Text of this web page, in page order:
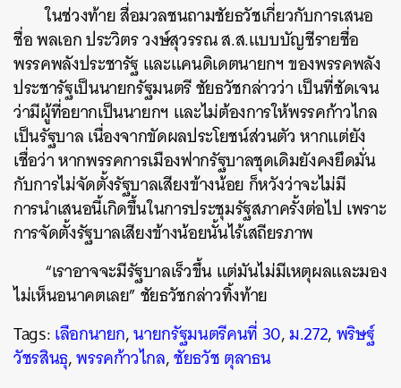
ในช่วงท้าย สื่อมวลชนถามชัยธวัชเกี่ยวกับการเสนอ
ชื่อ พลเอก ประวิตร วงษ์สุวรรณ ส.ส.แบบบัญชีรายชื่อ
พรรคพลังประชารัฐ และแคนดิเดตนายกฯ ของพรรคพลัง
ประชารัฐเป็นนายกรัฐมนตรี ชัยธวัชกล่าวว่า เป็นที่ชัดเจน
ว่ามีผู้ที่อยากเป็นนายกฯ และไม่ต้องการให้พรรคก้าวไกล
เป็นรัฐบาล เนื่องจากขัดผลประโยชน์ส่วนตัว หากแต่ยัง
เชื่อว่า หากพรรคการเมืองฟากรัฐบาลชุดเดิมยังคงยึดมั่น
กับการไม่จัดตั้งรัฐบาลเสียงข้างน้อย ก็หวังว่าจะไม่มี
การนำเสนอนี้เกิดขึ้นในการประชุมรัฐสภาครั้งต่อไป เพราะ
การจัดตั้งรัฐบาลเสียงข้างน้อยนั้นไร้เสถียรภาพ
“เราอาจจะมีรัฐบาลเร็วขึ้น แต่มันไม่มีเหตุผลและมอง
ไม่เห็นอนาคตเลย” ชัยธวัชกล่าวทิ้งท้าย
Tags:เลือกนายก,นายกรัฐมนตรีคนที่ 30,ม.272,พริษฐ์
วัชรสินธุ,พรรคก้าวไกล,ชัยธวัช ตุลาธน